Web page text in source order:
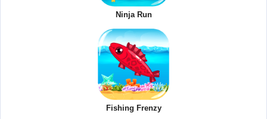
Ninja Run
Fishing Frenzy